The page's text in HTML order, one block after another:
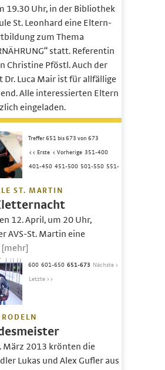
19.30 Uhr, in der Bibliothek
St. Leonhard eine Eltern-
zum Thema
statt. Referentin
Christine Pföstl. Auch der
Dr. Luca Mair ist für allfällige
Alle interessierten Eltern
eingeladen.
ST. MARTIN
12. April, um 20 Uhr,
AVS-St. Martin eine
[mehr]
März 2013 krönten die
Lukas und Alex Gufler aus
Treffer 651 bis 673 von 673
<< Erste < Vorherige 351-400
401-450 451-500 501-550 551-
600 601-650 651-673 Nächste >
Letzte >>